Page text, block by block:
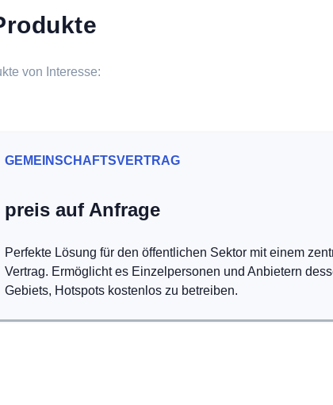
von Interesse:
GEMEINSCHAFTSVERTRAG
preis auf Anfrage
Perfekte Lösung für den öffentlichen Sektor mit einem
Vertrag. Ermöglicht es Einzelpersonen und Anbietern
Gebiets, Hotspots kostenlos zu betreiben.